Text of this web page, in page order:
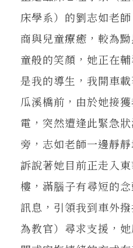
床學系）的劉志如老
商與兒童療癒，較為
童般的笑顏，她正在
是我的導生，我開車
瓜溪橋前，由於她接
電，突然遭逢此緊急
旁，志如老師一邊靜
訴說著她目前正走入
樓，滿腦子有尋短的
訊息，引領我到車外
為教官）尋求支援，